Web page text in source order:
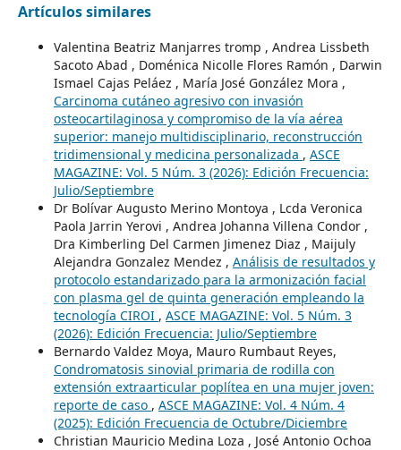
Artículos similares
Valentina Beatriz Manjarres tromp , Andrea Lissbeth
Sacoto Abad , Doménica Nicolle Flores Ramón , Darwin
Ismael Cajas Peláez , María José González Mora ,
Carcinoma cutáneo agresivo con invasión
osteocartilaginosa y compromiso de la vía aérea
superior: manejo multidisciplinario, reconstrucción
tridimensional y medicina personalizada , ASCE
MAGAZINE: Vol. 5 Núm. 3 (2026): Edición Frecuencia:
Julio/Septiembre
Dr Bolívar Augusto Merino Montoya , Lcda Veronica
Paola Jarrin Yerovi , Andrea Johanna Villena Condor ,
Dra Kimberling Del Carmen Jimenez Diaz , Maijuly
Alejandra Gonzalez Mendez , Análisis de resultados y
protocolo estandarizado para la armonización facial
con plasma gel de quinta generación empleando la
tecnología CIROI , ASCE MAGAZINE: Vol. 5 Núm. 3
(2026): Edición Frecuencia: Julio/Septiembre
Bernardo Valdez Moya, Mauro Rumbaut Reyes,
Condromatosis sinovial primaria de rodilla con
extensión extraarticular poplítea en una mujer joven:
reporte de caso , ASCE MAGAZINE: Vol. 4 Núm. 4
(2025): Edición Frecuencia de Octubre/Diciembre
Christian Mauricio Medina Loza , José Antonio Ochoa